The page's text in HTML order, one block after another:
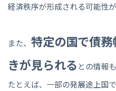
経済秩序が形成される可能性
また、 特定の国で債
きが見られる との情報
たとえば、一部の発展途上国